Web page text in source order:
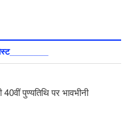
पुण्यतिथि पर भावभीनी